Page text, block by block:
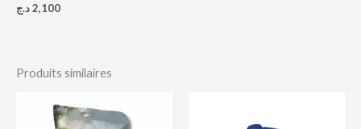
2,100د.ج
Produits similaires